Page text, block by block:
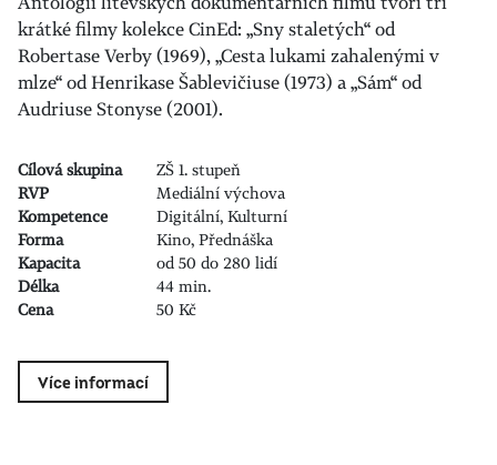
krátké filmy kolekce CinEd: „Sny staletých“ od
Robertase Verby (1969), „Cesta lukami zahalenými v
mlze“ od Henrikase Šablevičiuse (1973) a „Sám“ od
Audriuse Stonyse (2001).
Cílová skupina
ZŠ 1. stupeň
RVP
Mediální výchova
Kompetence
Digitální, Kulturní
Forma
Kino, Přednáška
Kapacita
od 50 do 280 lidí
Délka
44 min.
Cena
50 Kč
Více informací